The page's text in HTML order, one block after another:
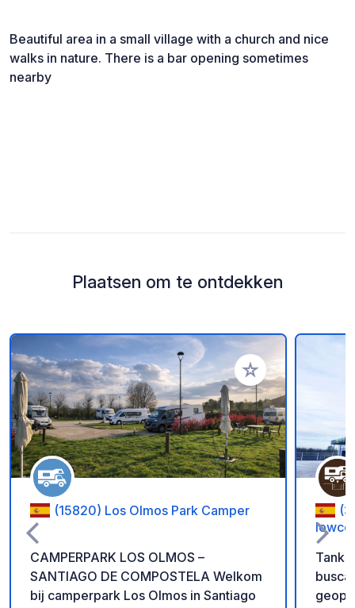
Beautiful area in a small village with a church and nice
walks in nature. There is a bar opening sometimes
nearby
Plaatsen om te ontdekken
Voeg toe aan je
(15820) Los Olmos Park Camper
CAMPERPARK LOS OLMOS –
SANTIAGO DE COMPOSTELA Welkom
bij camperpark Los Olmos in Santiago